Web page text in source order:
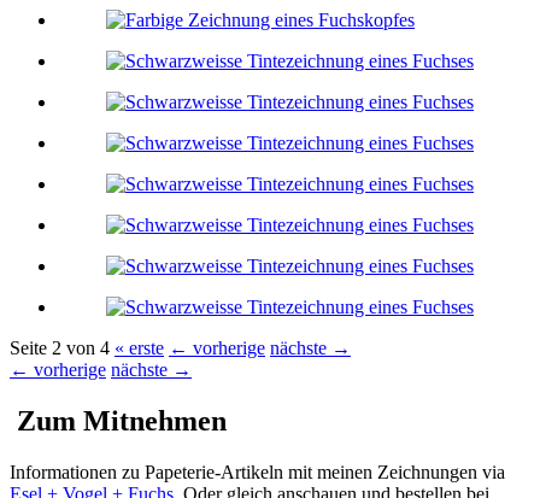
Seite 2 von 4 « erste ← vorherige nächste →
← vorherige nächste →
Zum Mitnehmen
Informationen zu Papeterie-Artikeln mit meinen Zeichnungen via
Esel + Vogel + Fuchs. Oder gleich anschauen und bestellen bei